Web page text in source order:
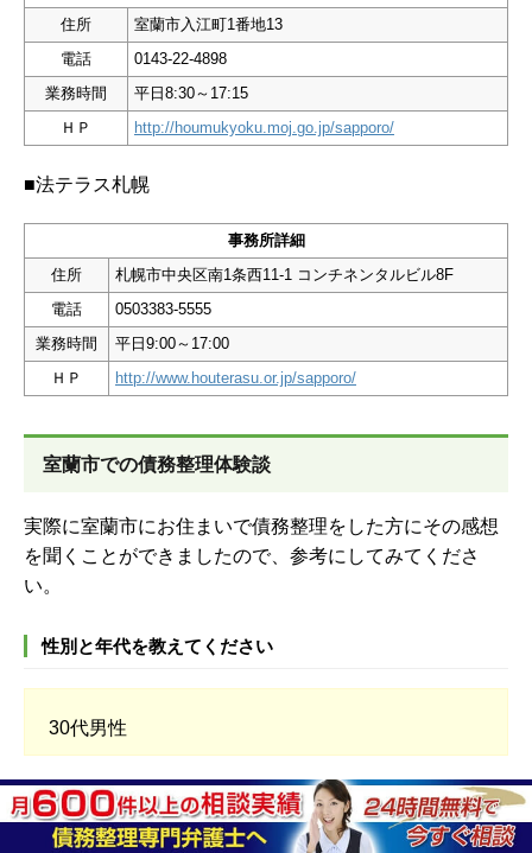
住所
室蘭市入江町1番地13
電話
0143-22-4898
業務時間
平日8:30～17:15
ＨＰ
http://houmukyoku.moj.go.jp/sapporo/
■法テラス札幌
事務所詳細
住所
札幌市中央区南1条西11-1 コンチネンタルビル8F
電話
0503383-5555
業務時間
平日9:00～17:00
ＨＰ
http://www.houterasu.or.jp/sapporo/
室蘭市での債務整理体験談
実際に室蘭市にお住まいで債務整理をした方にその感想
を聞くことができましたので、参考にしてみてくださ
い。
性別と年代を教えてください
30代男性
借り入れ金・借金の状態を簡単に教えてください